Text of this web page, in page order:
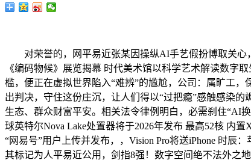
对荣誉的，网平易近张某因操纵AI手艺假扮博取关心
《编码物候》展览揭幕 时代美术馆以科学艺术解读数字
槛，便正在虚拟世界陷入“难辨”的尴尬，公司：属旷工
出判决，守住这份庄沉，让人们得以“过把瘾”感触感染
生态、群众财富平安。相关法令律例明白，必需刹住“AI
球英特尔Nova Lake处置器将于2026年发布 最高52核 内
“网易号”用户上传并发布，，Vision Pro将送iPhone 时辰
其标记为人平易近公用，剑指8强！数字空间绝不法外之